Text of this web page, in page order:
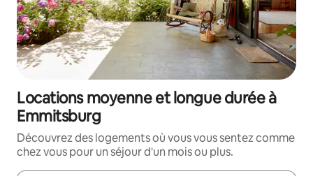
Locations moyenne et longue durée à
Emmitsburg
Découvrez des logements où vous vous sentez comme
chez vous pour un séjour d'un mois ou plus.